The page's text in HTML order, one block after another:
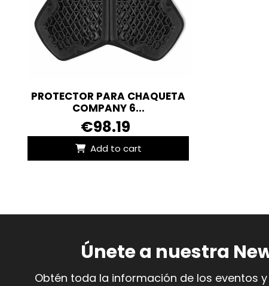
PROTECTOR PARA CHAQUETA
COMPANY 6...
€98.19
Add to cart
Únete a nuestra
Obtén toda la información de los eventos